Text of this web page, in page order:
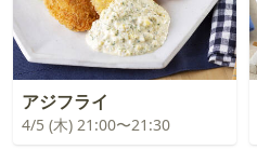
アジフライ
4/5 (木) 21:00〜21:30